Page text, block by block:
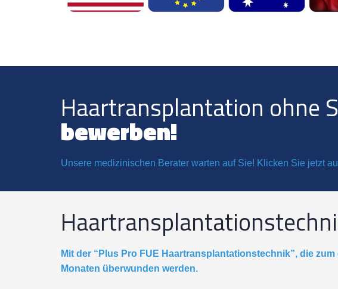
Haartransplantation ohne
bewerben!
Unsere medizinischen Berater warten auf Sie! Klicken Sie jetzt
Mit der “Plus Pro FUE Haartransplantationstechnik”, die
Monaten überwunden werden.